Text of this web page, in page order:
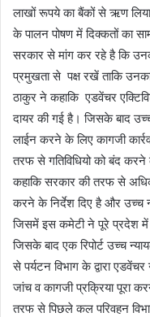
लाखों रूपये का बैंकों से ऋण
के पालन पोषण में दिक्कतों का
सरकार से मांग कर रहे है कि
प्रमुखता से पक्ष रखें ताकि उनका
ठाकुर ने कहाकि एडवेंचर
दायर की गई है। जिसके बाद
लाईन करने के लिए कागजी
तरफ से गतिविधियो को बंद करने
कहाकि सरकार की तरफ से
करने के निर्देश दिए है और उच्च
जिसमें इस कमेटी ने पूरे प्रदेश में
जिसके बाद एक रिपोर्ट उच्च
से पर्यटन विभाग के द्वारा
जांच व कागजी प्रक्रिया पूरा
तरफ से पिछले कल परिवहन